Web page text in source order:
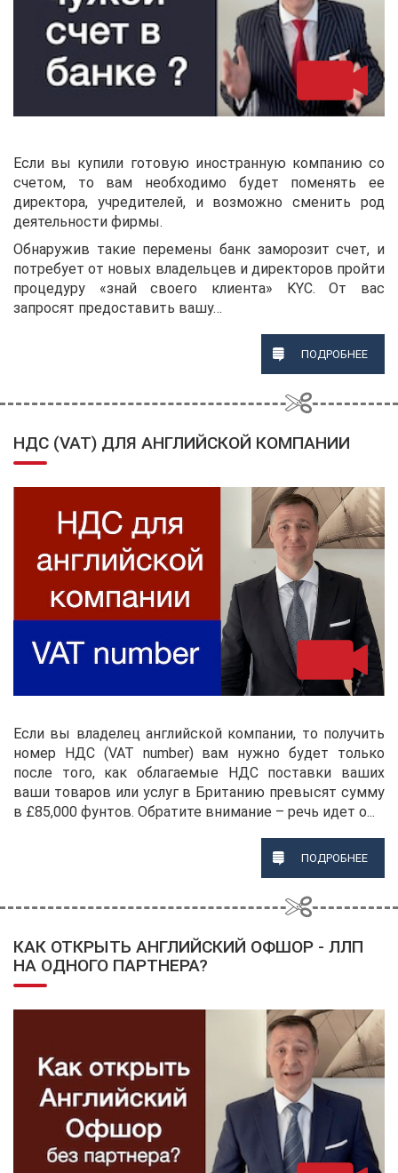
Если вы купили готовую иностранную компанию со
счетом, то вам необходимо будет поменять ее
директора, учредителей, и возможно сменить род
деятельности фирмы.
Обнаружив такие перемены банк заморозит счет, и
потребует от новых владельцев и директоров пройти
процедуру «знай своего клиента» KYC. От вас
запросят предоставить вашу…
ПОДРОБНЕЕ
НДС (VAT) ДЛЯ АНГЛИЙСКОЙ КОМПАНИИ
Если вы владелец английской компании, то получить
номер НДС (VAT number) вам нужно будет только
после того, как облагаемые НДС поставки ваших
ваши товаров или услуг в Британию превысят сумму
в £85,000 фунтов. Обратите внимание – речь идет о...
ПОДРОБНЕЕ
КАК ОТКРЫТЬ АНГЛИЙСКИЙ ОФШОР - ЛЛП
НА ОДНОГО ПАРТНЕРА?